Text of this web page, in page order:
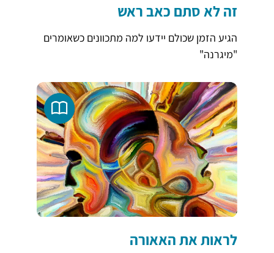
זה לא סתם כאב ראש
הגיע הזמן שכולם יידעו למה מתכוונים כשאומרים
"מיגרנה"
לראות את האאורה